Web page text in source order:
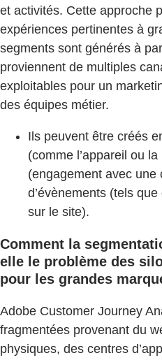
et activités. Cette approche
expériences pertinentes à
segments sont générés à
proviennent de multiples
exploitables pour un
des équipes métier.
Ils peuvent être créés
(comme l’appareil ou
(engagement avec une
d’évènements (tels
sur le site).
Comment la
elle le problème des
pour les grandes
Adobe Customer Journey
fragmentées provenant du
physiques, des centres